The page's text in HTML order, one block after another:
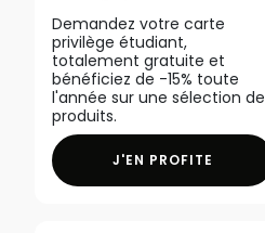
Demandez votre carte
privilège étudiant,
totalement gratuite et
bénéficiez de -15% toute
l'année sur une sélection de
produits.
J'EN PROFITE